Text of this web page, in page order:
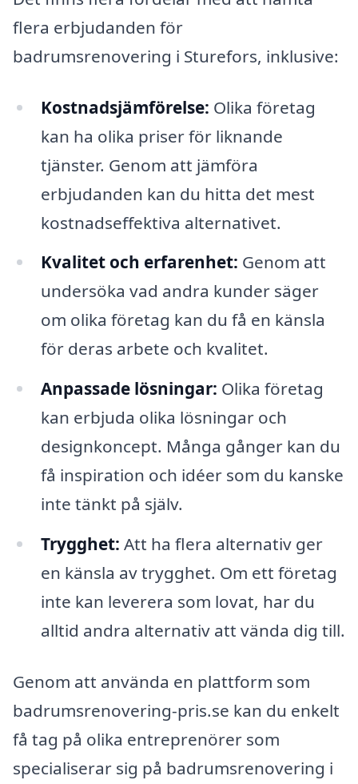
flera erbjudanden för
badrumsrenovering i Sturefors, inklusive:
Kostnadsjämförelse: Olika företag
kan ha olika priser för liknande
tjänster. Genom att jämföra
erbjudanden kan du hitta det mest
kostnadseffektiva alternativet.
Kvalitet och erfarenhet: Genom att
undersöka vad andra kunder säger
om olika företag kan du få en känsla
för deras arbete och kvalitet.
Anpassade lösningar: Olika företag
kan erbjuda olika lösningar och
designkoncept. Många gånger kan du
få inspiration och idéer som du kanske
inte tänkt på själv.
Trygghet: Att ha flera alternativ ger
en känsla av trygghet. Om ett företag
inte kan leverera som lovat, har du
alltid andra alternativ att vända dig till.
Genom att använda en plattform som
badrumsrenovering-pris.se kan du enkelt
få tag på olika entreprenörer som
specialiserar sig på badrumsrenovering i